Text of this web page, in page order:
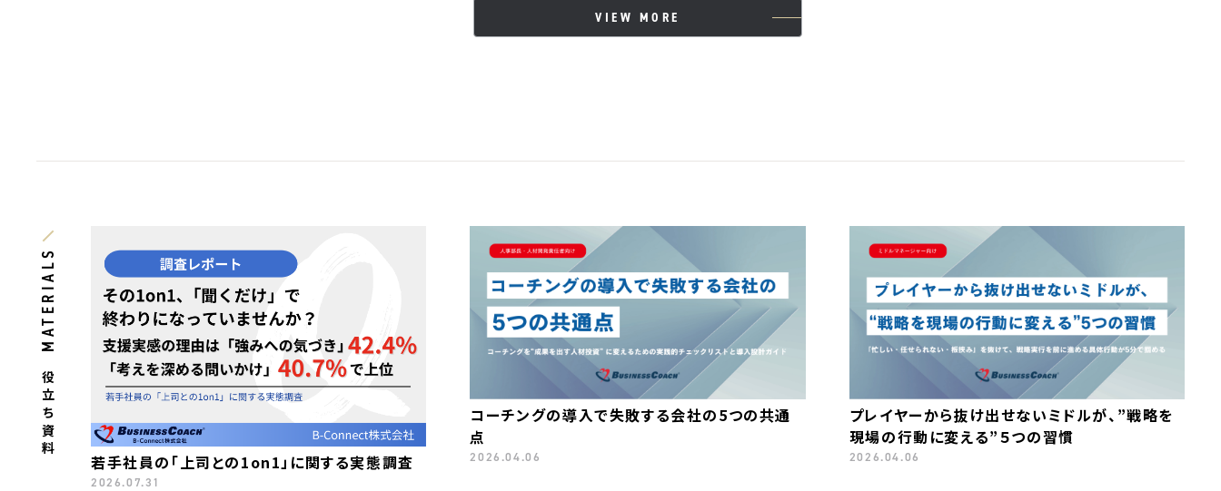
執筆者一覧
AboutCOACHING TIMES
メールマガジン
お問い合わせ
VIEW MORE
MATERIALS
お役立ち資料
若手社員の「上司との1on1」に関する実態調査
2026.07.31
コーチングの導入で失敗する会社の5つの共通
点
2026.04.06
プレイヤーから抜け出せないミドルが、”戦略を
現場の行動に変える”５つの習慣
2026.04.06